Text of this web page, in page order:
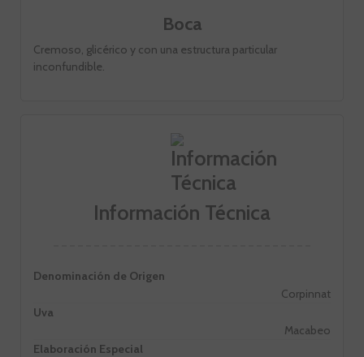
Boca
Cremoso, glicérico y con una estructura particular
inconfundible.
Información Técnica
Denominación de Origen
Corpinnat
Uva
Macabeo
Elaboración Especial